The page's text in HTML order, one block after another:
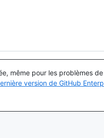
même pour les problèmes
version de GitHub